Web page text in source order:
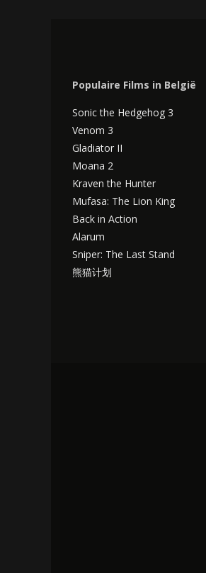
Populaire Films in België
Sonic the Hedgehog 3
Venom 3
Gladiator II
Moana 2
Kraven the Hunter
Mufasa: The Lion King
Back in Action
Alarum
Sniper: The Last Stand
熊猫计划